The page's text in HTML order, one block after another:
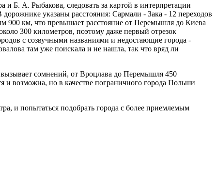
Б. А. Рыбакова, следовать за картой в интерпретации
указаны расстояния: Сармали - Зака - 12 переходов
900 км, что превышает расстояние от Перемышля до Киева
300 километров, поэтому даже первый отрезок
с созвучными названиями и недостающие города -
там уже поискала и не нашла, так что вряд ли
сомнений, от Вроцлава до Перемышля 450
и возможна, но в качестве пограничного города Польши
и попытаться подобрать города с более приемлемым